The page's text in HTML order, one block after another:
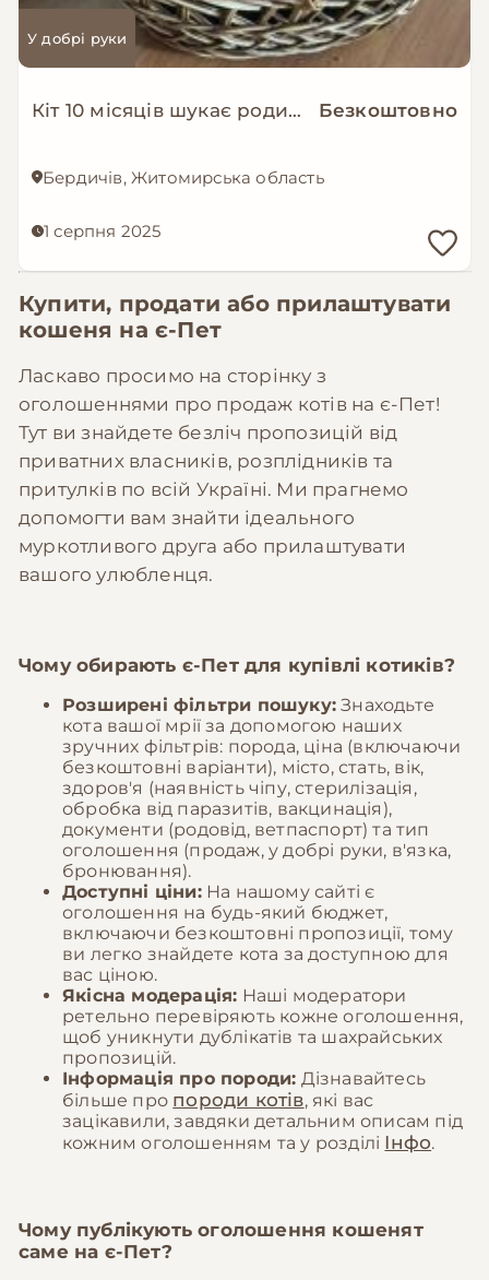
У добрі руки
Кіт 10 місяців шукає родину Безкоштовно
Бердичів, Житомирська область
1 серпня 2025
Купити, продати або прилаштувати
кошеня на є-Пет
Ласкаво просимо на сторінку з
оголошеннями про продаж котів на є-Пет!
Тут ви знайдете безліч пропозицій від
приватних власників, розплідників та
притулків по всій Україні. Ми прагнемо
допомогти вам знайти ідеального
муркотливого друга або прилаштувати
вашого улюбленця.
Чому обирають є-Петдля купівлі котиків?
Розширені фільтри пошуку: Знаходьте
кота вашої мрії за допомогою наших
зручних фільтрів: порода, ціна (включаючи
безкоштовні варіанти), місто, стать, вік,
здоров'я (наявність чіпу, стерилізація,
обробка від паразитів, вакцинація),
документи (родовід, ветпаспорт) та тип
оголошення (продаж, у добрі руки, в'язка,
бронювання).
Доступні ціни:На нашому сайті є
оголошення на будь-який бюджет,
включаючи безкоштовні пропозиції, тому
ви легко знайдете кота за доступною для
вас ціною.
Якісна модерація: Наші модератори
ретельно перевіряють кожне оголошення,
щоб уникнути дублікатів та шахрайських
пропозицій.
Інформація про породи: Дізнавайтесь
більше про породи котів, які вас
зацікавили, завдяки детальним описам під
кожним оголошенням та у розділі Інфо.
Чому публікують оголошення кошенят
саме на є-Пет?